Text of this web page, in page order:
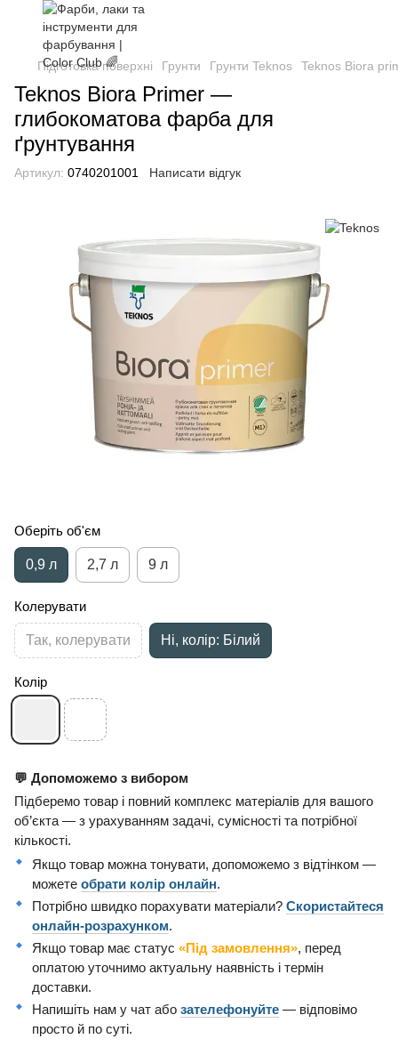
Підготовка поверхні Грунти Грунти Teknos Teknos Biora
Teknos Biora Primer —
глибокоматова фарба для
ґрунтування
Артикул: 0740201001 Написати відгук
Оберіть об'єм
0,9 л 2,7 л 9 л
Колерувати
Так, колерувати Ні, колір: Білий
Колір
💬 Допоможемо з вибором
Підберемо товар і повний комплекс матеріалів для вашого
об’єкта — з урахуванням задачі, сумісності та потрібної
кількості.
Якщо товар можна тонувати, допоможемо з відтінком —
можете обрати колір онлайн.
Потрібно швидко порахувати матеріали? Скористайтеся
онлайн-розрахунком.
Якщо товар має статус «Під замовлення», перед
оплатою уточнимо актуальну наявність і термін
доставки.
Напишіть нам у чат або зателефонуйте — відповімо
просто й по суті.